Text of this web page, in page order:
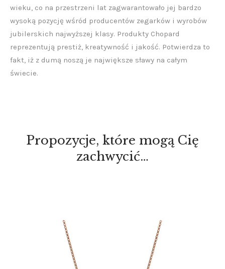
wieku, co na przestrzeni lat zagwarantowało jej bardzo
wysoką pozycję wśród producentów zegarków i wyrobów
jubilerskich najwyższej klasy. Produkty Chopard
reprezentują prestiż, kreatywność i jakość. Potwierdza to
fakt, iż z dumą noszą je największe sławy na całym
świecie.
Propozycje, które mogą Cię
zachwycić…